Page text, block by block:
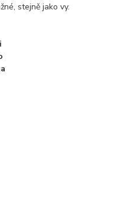
stejně jako vy.